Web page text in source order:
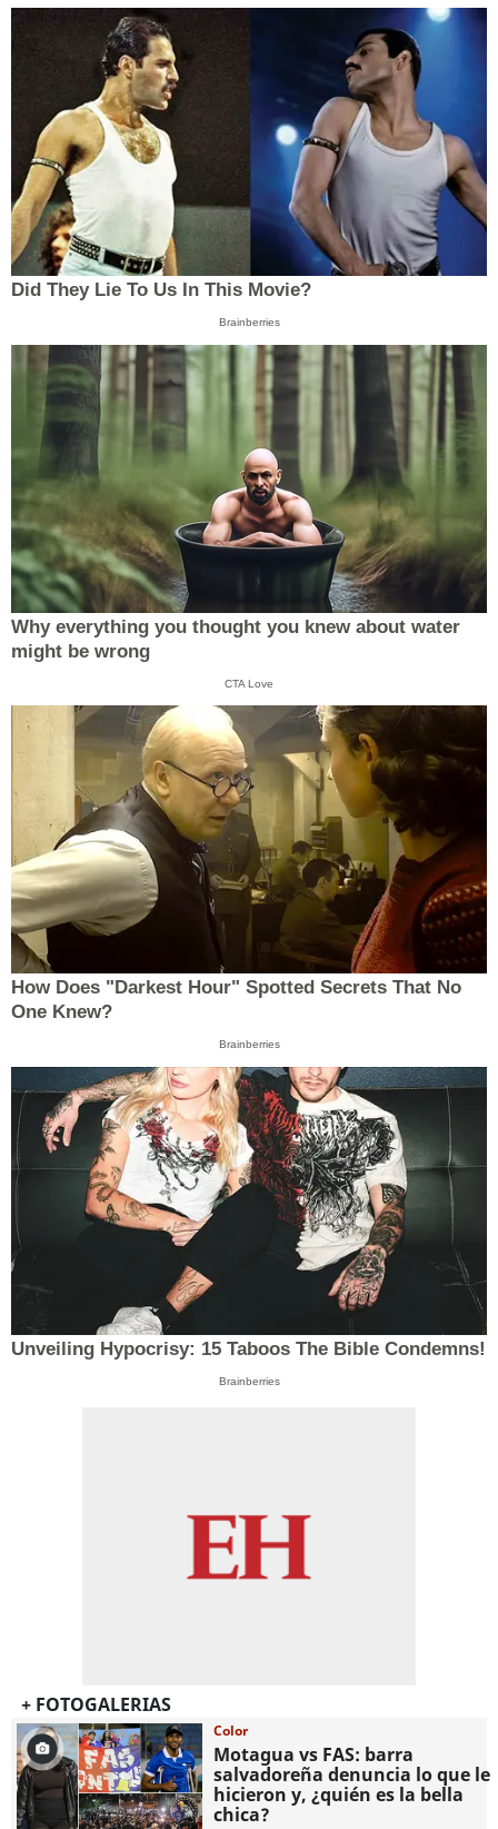
Did They Lie To Us In This Movie?
Brainberries
Why everything you thought you knew about water
might be wrong
CTA Love
How Does "Darkest Hour" Spotted Secrets That No
One Knew?
Brainberries
Unveiling Hypocrisy: 15 Taboos The Bible Condemns!
Brainberries
+ FOTOGALERIAS
Color
Motagua vs FAS: barra
salvadoreña denuncia lo que le
hicieron y, ¿quién es la bella
chica?